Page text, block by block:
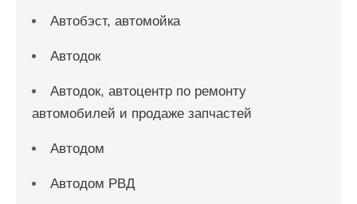
Автобэст, автомойка
Автодок
Автодок, автоцентр по ремонту
автомобилей и продаже запчастей
Автодом
Автодом РВД